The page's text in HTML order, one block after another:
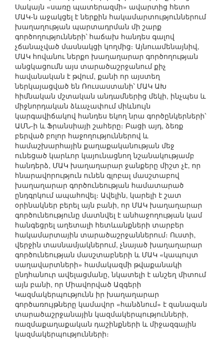
Սակայն «սառը պատերազմի» ավարտից հետո
ՄԱԿ-ն աջակցել է ներքին հակամարտություններում
խաղաղության պարտադրման մի շարք
գործողությունների՝ հաճախ հանդես գալով
չճանաչված մասնակցի կողմից։ Այնուամենայնիվ,
ՄԱԿ հովանու ներքո խաղաղարար գործողության
անցկացումն այս տարածաշրջանում քիչ
հավանական է թվում, քանի որ այստեղ
ներկայացված են Ռուսաստանի՝ ՄԱԿ ԱԽ
հիմնական մշտական անդամներից մեկի, ինչպես և
միջնորդական ձևաչափում միևնույն
կարգավիճակով հանդես եկող նրա գործընկերների՝
ԱՄՆ-ի և Ֆրանսիայի շահերը։ Բացի այդ, ձեռք
բերված բոլոր հաջողություններով և
համաշխարհային քաղաքականության մեջ
ունեցած կարևոր կայունացնող նշանակությամբ
հանդերձ, ՄԱԿ խաղաղարար ջանքերը միշտ չէ, որ
հնարավորություն ունեն գլոբալ մասշտաբով
խաղաղարար գործունեության համատարած
ընդգրկում ապահովել։ Ավելին, կարելի է շատ
օրինակներ բերել այն բանի, որ ՄԱԿ խաղաղարար
գործունեությունը մատնվել է անհաջողության կամ
հանգեցրել աղետալի հետևանքների տարբեր
հակամարտային տարածաշրջաններում։ Ուստի,
վերջին տասնամյակներում, չնայած խաղաղարար
գործունեության մասշտաբների և ՄԱԿ «կապույտ
սաղավարտների» համակազմի թվաքանակի
ընդհանուր ավելացմանը, նկատելի է անշեղ միտում
այն բանի, որ Միավորված Ազգերի
Կազմակերպությունն իր խաղաղարար
գործառույթները կամավոր «հանձնում» է զանազան
տարածաշրջանային կազմակերպությունների,
ռազմաքաղաքական դաշինքների և միջազգային
կազմակերպությունների։